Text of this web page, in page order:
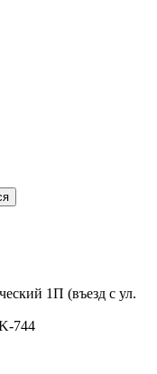
1П (въезд с ул.
744